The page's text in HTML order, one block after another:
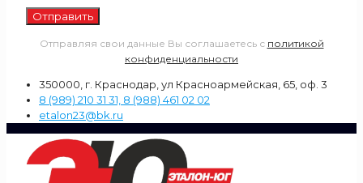
Отправляя свои данные Вы соглашаетесь с политикой
конфиденциальности
350000, г. Краснодар, ул Красноармейская, 65, оф. 3
8 (989) 210 31 31, 8 (988) 461 02 02
etalon23@bk.ru